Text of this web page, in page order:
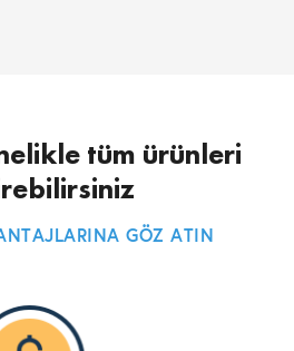
tüm ürünleri
GÖZ ATIN